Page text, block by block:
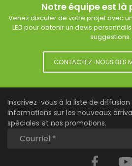
Notre équipe est là
Venez discuter de votre projet avec
LED pour obtenir un devis
suggestions.
CONTACTEZ-NOUS DÈS
Inscrivez-vous à la liste de
informations sur les nouveaux
spéciales et nos promotions.